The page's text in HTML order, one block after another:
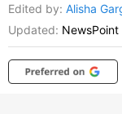
Edited by: Alisha
Updated: NewsPoint